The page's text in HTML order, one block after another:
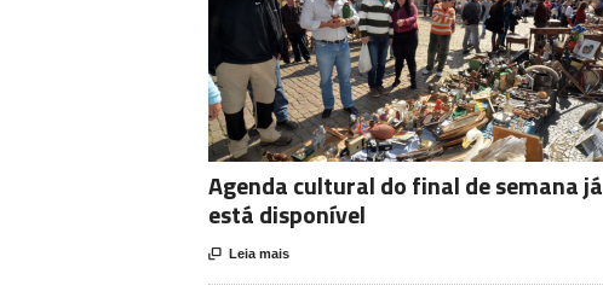
Agenda cultural do final de semana já
está disponível
 Leia mais